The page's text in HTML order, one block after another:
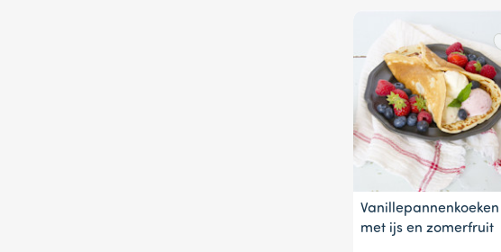
Vanillepannenkoeken
met ijs en zomerfruit